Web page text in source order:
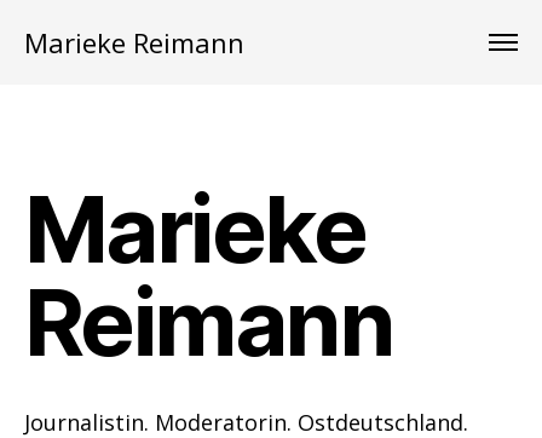
Marieke Reimann
Marieke
Reimann
Journalistin. Moderatorin. Ostdeutschland.